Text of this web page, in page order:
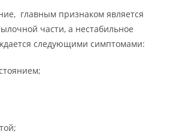
главным признаком является
части, а нестабильное
следующими симптомами: